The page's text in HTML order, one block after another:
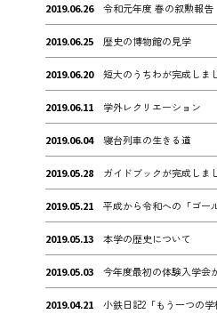
2019.06.26 令和元年度 春の叙勲報告
2019.06.25 歴史の博物館の見学
2019.06.20 短大のうちわが完成しま
2019.06.11 学外レクリエーション
2019.06.04 寝台列車の生きる道
2019.05.28 ガイドブックが完成しま
2019.05.21 平成から令和への「ゴー
2019.05.13 本学の歴史について
2019.05.03 今年度最初の体験入学会
2019.04.21 小鉄日記2「もう一つの学